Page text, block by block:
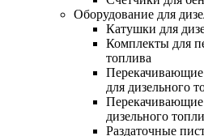
Оборудование для
Катушки для
Комплекты для
топлива
Перекачивающие
для дизельного
Перекачивающие
дизельного
Раздаточные